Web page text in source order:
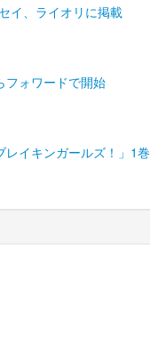
イ、ライオリに掲載
フォワードで開始
レイキンガールズ！」1巻